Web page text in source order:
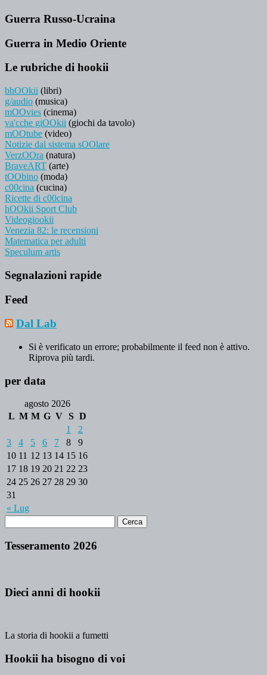
Guerra Russo-Ucraina
Guerra in Medio Oriente
Le rubriche di hookii
bhOOkii (libri)
g/audio (musica)
mOOvies (cinema)
va'cche giOOkii (giochi da tavolo)
mOOtube (video)
Notizie dal sistema sOOlare
VerzOOra (natura)
BraveART (arte)
tOObino (moda)
c00cina (cucina)
Ricette di c00cina
hOOkii Sport Club
Videogiookii
Venezia 82: le recensioni
Matematica per adulti
Speculum artis
Segnalazioni rapide
Feed
Dal Lab
Si è verificato un errore; probabilmente il feed non è attivo.
Riprova più tardi.
per data
agosto 2026
L M M G V S D
« Lug
1
2
3
4 5 6 7 8
9
10 11 12 13 14 15 16
17 18 19 20 21 22 23
24 25 26 27 28 29 30
31
Tesseramento 2026
Dieci anni di hookii
La storia di hookii a fumetti
Hookii ha bisogno di voi